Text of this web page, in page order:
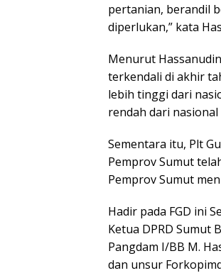
pertanian, berandil
diperlukan,” kata
Menurut
terkendali di akhir
lebih tinggi dari
rendah dari nasional
Sementara itu, Plt
Pemprov Sumut
Pemprov Sumut
Hadir pada FGD ini
Ketua DPRD Sumut
Pangdam I/BB M.
dan unsur